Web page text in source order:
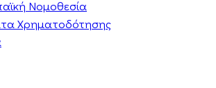
Νομοθεσία
Χρηματοδότησης